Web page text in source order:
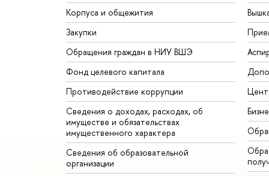
Корпуса и общежития
Закупки
Обращения граждан в НИУ ВШЭ
Фонд целевого капитала
Противодействие коррупции
Сведения о доходах, расходах, об
имуществе и обязательствах
имущественного характера
Сведения об образовательной
организации